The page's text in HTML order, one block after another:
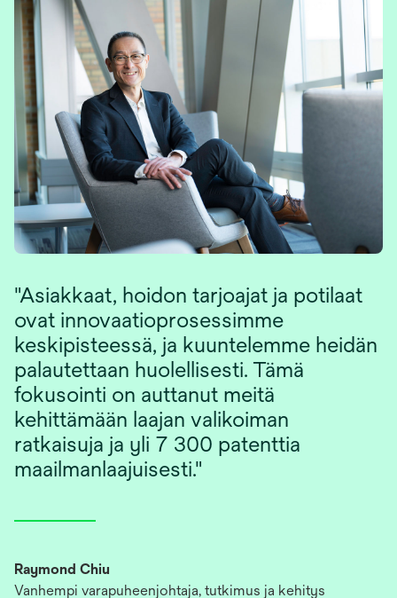
"Asiakkaat, hoidon tarjoajat ja potilaat
ovat innovaatioprosessimme
keskipisteessä, ja kuuntelemme heidän
palautettaan huolellisesti. Tämä
fokusointi on auttanut meitä
kehittämään laajan valikoiman
ratkaisuja ja yli 7 300 patenttia
maailmanlaajuisesti."
Raymond Chiu
Vanhempi varapuheenjohtaja, tutkimus ja kehitys